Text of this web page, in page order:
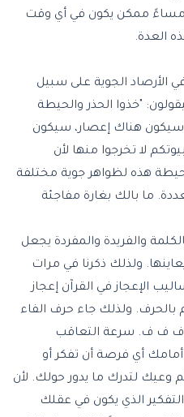
ممكن يكون في أي وقت
العدة.
الأرصاد الجوية على سبيل
"خذوا الحذر والحيطة
سيكون هناك إعصار، سيكون
لا تخرجوا منها لأن
هذه لظواهر جوية مختلفة
ما بالك بغارة مفاجئة
والفريدة والمفردة يجعل
ولذلك ذكرنا في مرات
الإعجاز في القرآن إعجاز
بالحرف. ولذلك جاء حرف الفاء
ف ف ف. سرعة التعاقب
أمامك أي فرصة أن تفكر أو
وعيك لتدرك ما يدور حولك. لأن
الذي يكون في عقلك